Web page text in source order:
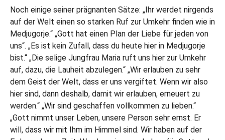
Noch einige seiner prägnanten Sätze: „Ihr werdet nirgends
auf der Welt einen so starken Ruf zur Umkehr finden wie in
Medjugorje.“ „Gott hat einen Plan der Liebe für jeden von
uns“. „Es ist kein Zufall, dass du heute hier in Medjugorje
bist.“ „Die selige Jungfrau Maria ruft uns hier zur Umkehr
auf, dazu, die Lauheit abzulegen.“ „Wir erlauben zu sehr
dem Geist der Welt, dass er uns vergiftet. Wenn wir also
hier sind, dann deshalb, damit wir erlauben, erneuert zu
werden.“ „Wir sind geschaffen vollkommen zu lieben.“
„Gott nimmt unser Leben, unsere Person sehr ernst. Er
will, dass wir mit Ihm im Himmel sind. Wir haben auf der